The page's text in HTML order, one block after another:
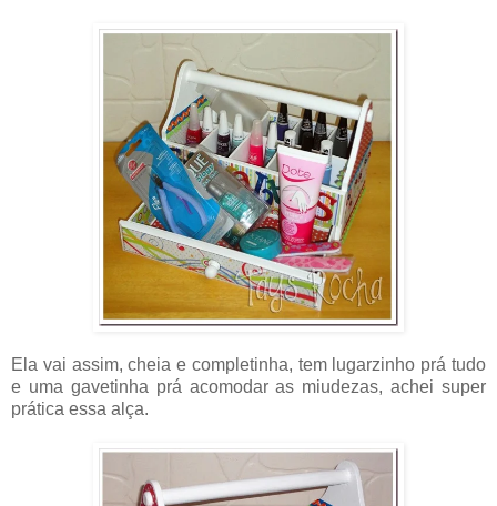
Ela vai assim, cheia e completinha, tem lugarzinho prá tudo
e uma gavetinha prá acomodar as miudezas, achei super
prática essa alça.